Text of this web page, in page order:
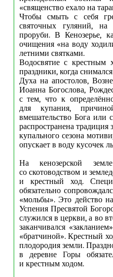
«священство ехало на
Чтобы смыть с себя
святочных гуляний,
проруби. В Кенозерье,
очищения «на воду
летними святками.
Водосвятие с крестным
праздники, когда
Духа на апостолов,
Иоанна Богослова,
с тем, что к
для купания,
вмешательство Бога или
распространена
купального сезона
опускает в воду кусочек
На кенозерской
со скотоводством и
и крестный ход.
обязательно
«мольбы». Это действо
Успения Пресвятой
служился в церкви, а во
заканчивался
«братчиной». Крестный
плодородия земли.
в деревне Горы
и крестным ходом.